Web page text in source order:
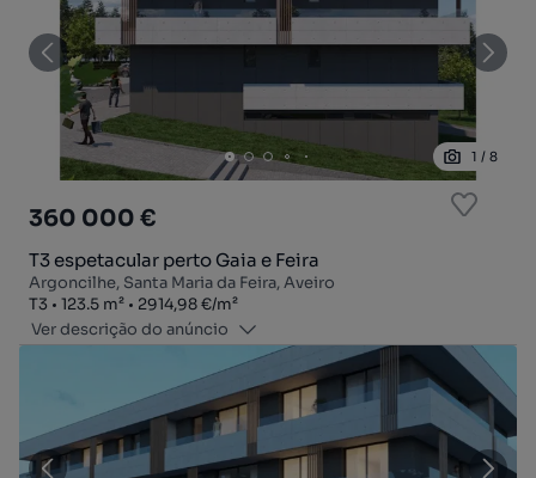
1 / 8
360 000 €
T3 espetacular perto Gaia e Feira
Argoncilhe, Santa Maria da Feira, Aveiro
Tipologia
T3
Zona123.5 m²
Preço por metro quadrado
2914,98 €/m²
Ver descrição do anúncio